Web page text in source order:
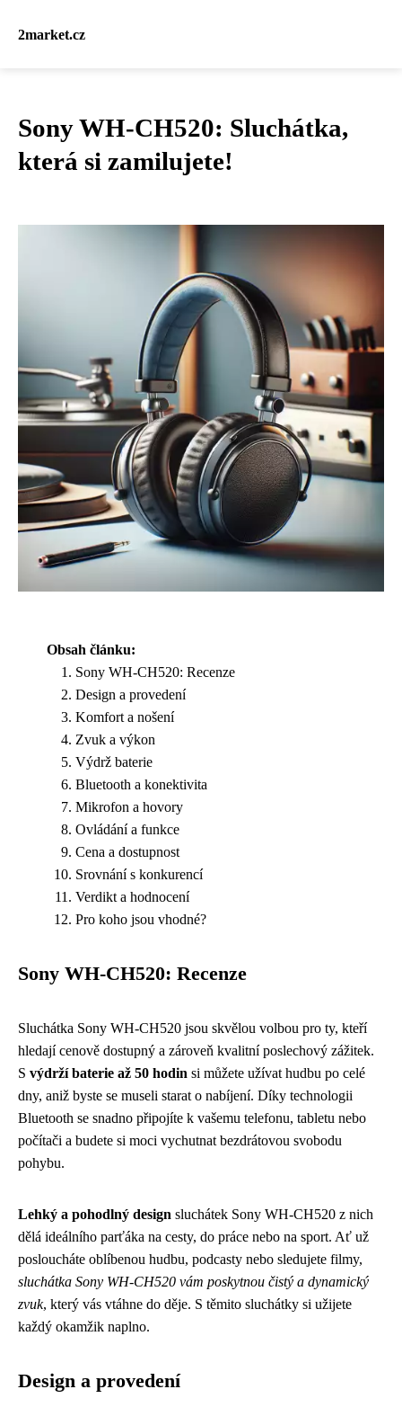
2market.cz
Sony WH-CH520: Sluchátka,
která si zamilujete!
Obsah článku:
Sony WH-CH520: Recenze
Design a provedení
Komfort a nošení
Zvuk a výkon
Výdrž baterie
Bluetooth a konektivita
Mikrofon a hovory
Ovládání a funkce
Cena a dostupnost
Srovnání s konkurencí
Verdikt a hodnocení
Pro koho jsou vhodné?
Sony WH-CH520: Recenze
Sluchátka Sony WH-CH520 jsou skvělou volbou pro ty, kteří
hledají cenově dostupný a zároveň kvalitní poslechový zážitek.
S výdrží baterie až 50 hodin si můžete užívat hudbu po celé
dny, aniž byste se museli starat o nabíjení. Díky technologii
Bluetooth se snadno připojíte k vašemu telefonu, tabletu nebo
počítači a budete si moci vychutnat bezdrátovou svobodu
pohybu.
Lehký a pohodlný design sluchátek Sony WH-CH520 z nich
dělá ideálního parťáka na cesty, do práce nebo na sport. Ať už
posloucháte oblíbenou hudbu, podcasty nebo sledujete filmy,
sluchátka Sony WH-CH520 vám poskytnou čistý a dynamický
zvuk, který vás vtáhne do děje. S těmito sluchátky si užijete
každý okamžik naplno.
Design a provedení